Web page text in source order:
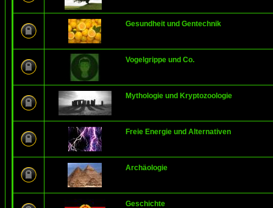
Gesundheit und Gentechnik
Vogelgrippe und Co.
Mythologie und Kryptozoologie
Freie Energie und Alternativen
Archäologie
Geschichte